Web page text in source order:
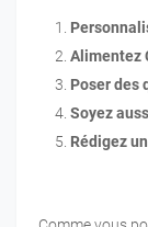
Alimentez
Poser des
Soyez
Rédigez